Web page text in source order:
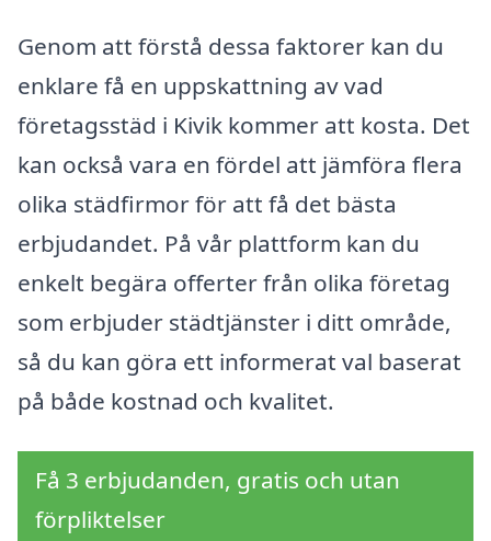
Genom att förstå dessa faktorer kan du
enklare få en uppskattning av vad
företagsstäd i Kivik kommer att kosta. Det
kan också vara en fördel att jämföra flera
olika städfirmor för att få det bästa
erbjudandet. På vår plattform kan du
enkelt begära offerter från olika företag
som erbjuder städtjänster i ditt område,
så du kan göra ett informerat val baserat
på både kostnad och kvalitet.
Få 3 erbjudanden, gratis och utan
förpliktelser